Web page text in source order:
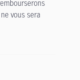
vous sera